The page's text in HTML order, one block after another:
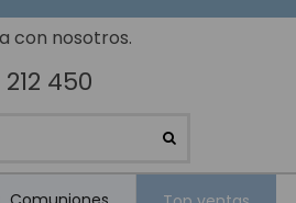
con nosotros.
450